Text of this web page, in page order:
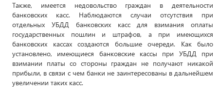
Также, имеется недовольство граждан в деятельности
банковских касс. Наблюдаются случаи отсутствия при
отдельных УБДД банковских касс для взимания оплаты
государственных пошлин и штрафов, а при имеющихся
банковских кассах создаются большие очереди. Как было
установлено, имеющиеся банковские кассы при УБДД при
взимании платы со стороны граждан не получают никакой
прибыли, в связи с чем банки не заинтересованы в дальнейшем
увеличении таких касс.